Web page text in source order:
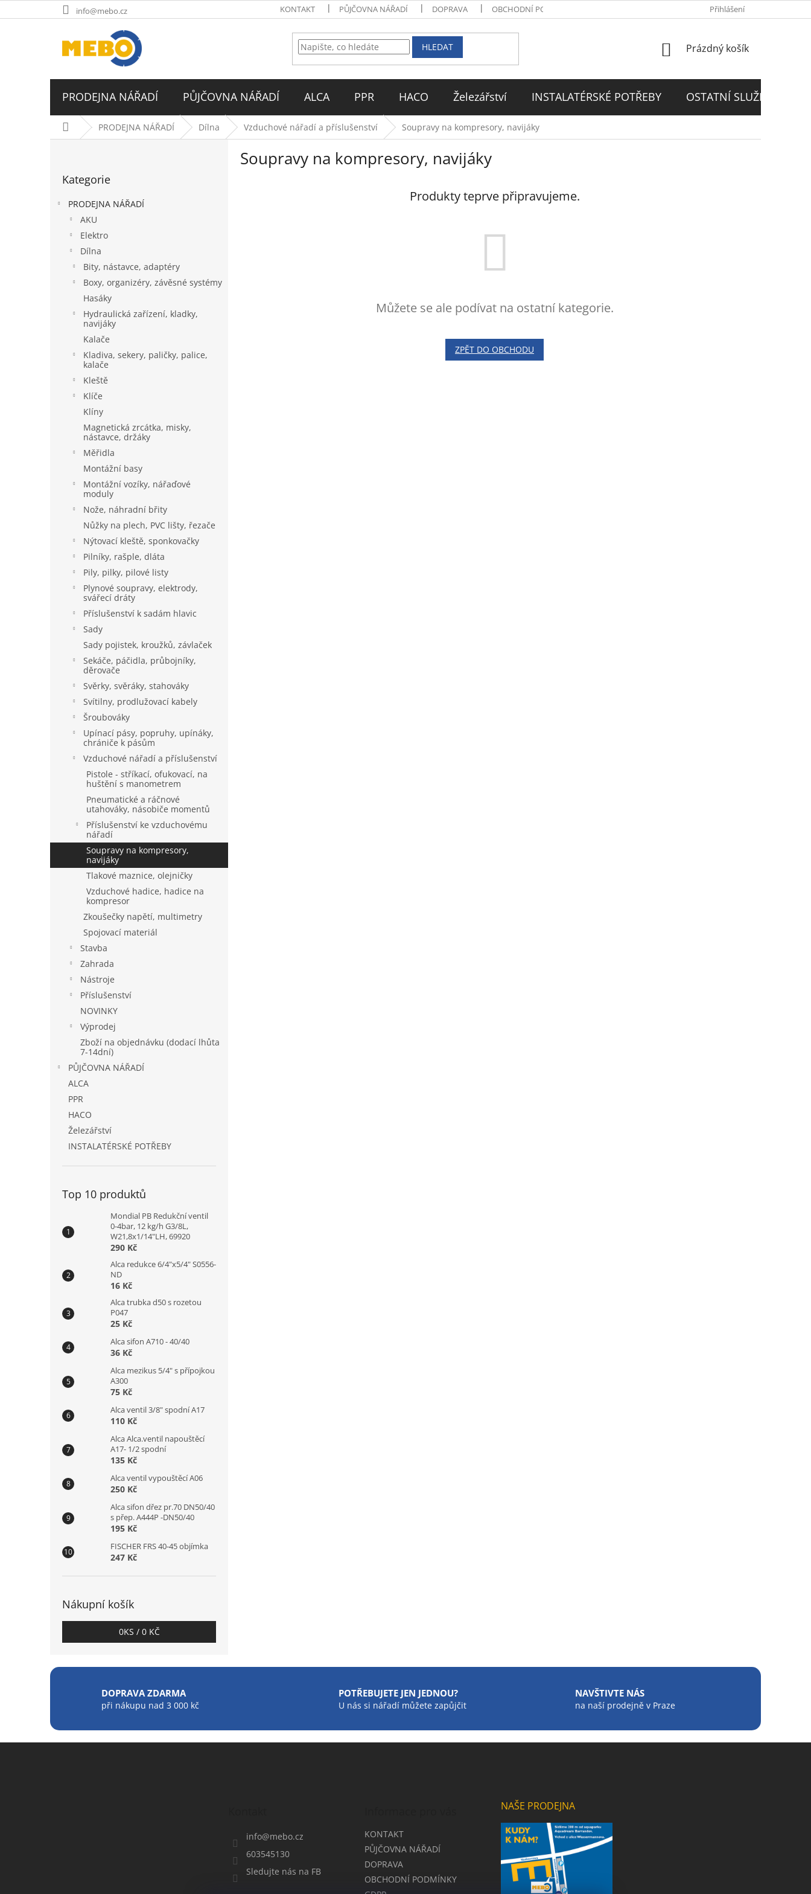
na
info@mebo.cz KONTAKT PŮJČOVNA NÁŘADÍ DOPRAVA OBCHODNÍ PODMÍNKY Přihlášení
HLEDAT
NÁKUPNÍ
Prázdný košík
PRODEJNA NÁŘADÍ PŮJČOVNA NÁŘADÍ ALCA PPR HACO Železářství INSTALATÉRSKÉ POTŘEBY OSTATNÍ SLUŽBY
Domů PRODEJNA NÁŘADÍ Dílna Vzduchové nářadí a příslušenství Soupravy na kompresory, navijáky
kategorie
Kategorie
PRODEJNA NÁŘADÍ
AKU
Elektro
Dílna
Bity, nástavce, adaptéry
Boxy, organizéry, závěsné systémy
Hasáky
Hydraulická zařízení, kladky,
navijáky
Kalače
Kladiva, sekery, paličky, palice,
kalače
Kleště
Klíče
Klíny
Magnetická zrcátka, misky,
nástavce, držáky
Měřidla
Montážní basy
Montážní vozíky, nářaďové
moduly
Nože, náhradní břity
Nůžky na plech, PVC lišty, řezače
Nýtovací kleště, sponkovačky
Pilníky, rašple, dláta
Pily, pilky, pilové listy
Plynové soupravy, elektrody,
svářecí dráty
Příslušenství k sadám hlavic
Sady
Sady pojistek, kroužků, závlaček
Sekáče, páčidla, průbojníky,
děrovače
Svěrky, svěráky, stahováky
Svítilny, prodlužovací kabely
Šroubováky
Upínací pásy, popruhy, upínáky,
chrániče k pásům
Vzduchové nářadí a příslušenství
Pistole - stříkací, ofukovací, na
huštění s manometrem
Pneumatické a ráčnové
utahováky, násobiče momentů
Příslušenství ke vzduchovému
nářadí
Soupravy na kompresory,
navijáky
Tlakové maznice, olejničky
Vzduchové hadice, hadice na
kompresor
Zkoušečky napětí, multimetry
Spojovací materiál
Stavba
Zahrada
Nástroje
Příslušenství
NOVINKY
Výprodej
Zboží na objednávku (dodací lhůta
7-14dní)
PŮJČOVNA NÁŘADÍ
ALCA
PPR
HACO
Železářství
INSTALATÉRSKÉ POTŘEBY
Top 10 produktů
Mondial PB Redukční ventil
0-4bar, 12 kg/h G3/8L,
W21,8x1/14"LH, 69920
290 Kč
Alca redukce 6/4"x5/4" S0556-
ND
16 Kč
Alca trubka d50 s rozetou
P047
25 Kč
Alca sifon A710 - 40/40
36 Kč
Alca mezikus 5/4" s přípojkou
A300
75 Kč
Alca ventil 3/8" spodní A17
110 Kč
Alca Alca.ventil napouštěcí
A17- 1/2 spodní
135 Kč
Alca ventil vypouštěcí A06
250 Kč
Alca sifon dřez pr.70 DN50/40
s přep. A444P -DN50/40
195 Kč
FISCHER FRS 40-45 objímka
247 Kč
Nákupní košík
0KS / 0 KČ
Soupravy na kompresory, navijáky
Produkty teprve připravujeme.
Můžete se ale podívat na ostatní kategorie.
ZPĚT DO OBCHODU
DOPRAVA ZDARMA
při nákupu nad 3 000 kč
POTŘEBUJETE JEN JEDNOU?
U nás si nářadí můžete zapůjčit
NAVŠTIVTE NÁS
na naší prodejně v Praze
info@mebo.cz
603545130
Sledujte nás na FB
KONTAKT
PŮJČOVNA NÁŘADÍ
DOPRAVA
OBCHODNÍ PODMÍNKY
NAŠE PRODEJNA